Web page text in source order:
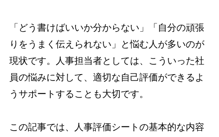
「どう書けばいいか分からない」「自分の頑張
りをうまく伝えられない」と悩む人が多いのが
現状です。人事担当者としては、こういった社
員の悩みに対して、適切な自己評価ができるよ
うサポートすることも大切です。
この記事では、人事評価シートの基本的な内容